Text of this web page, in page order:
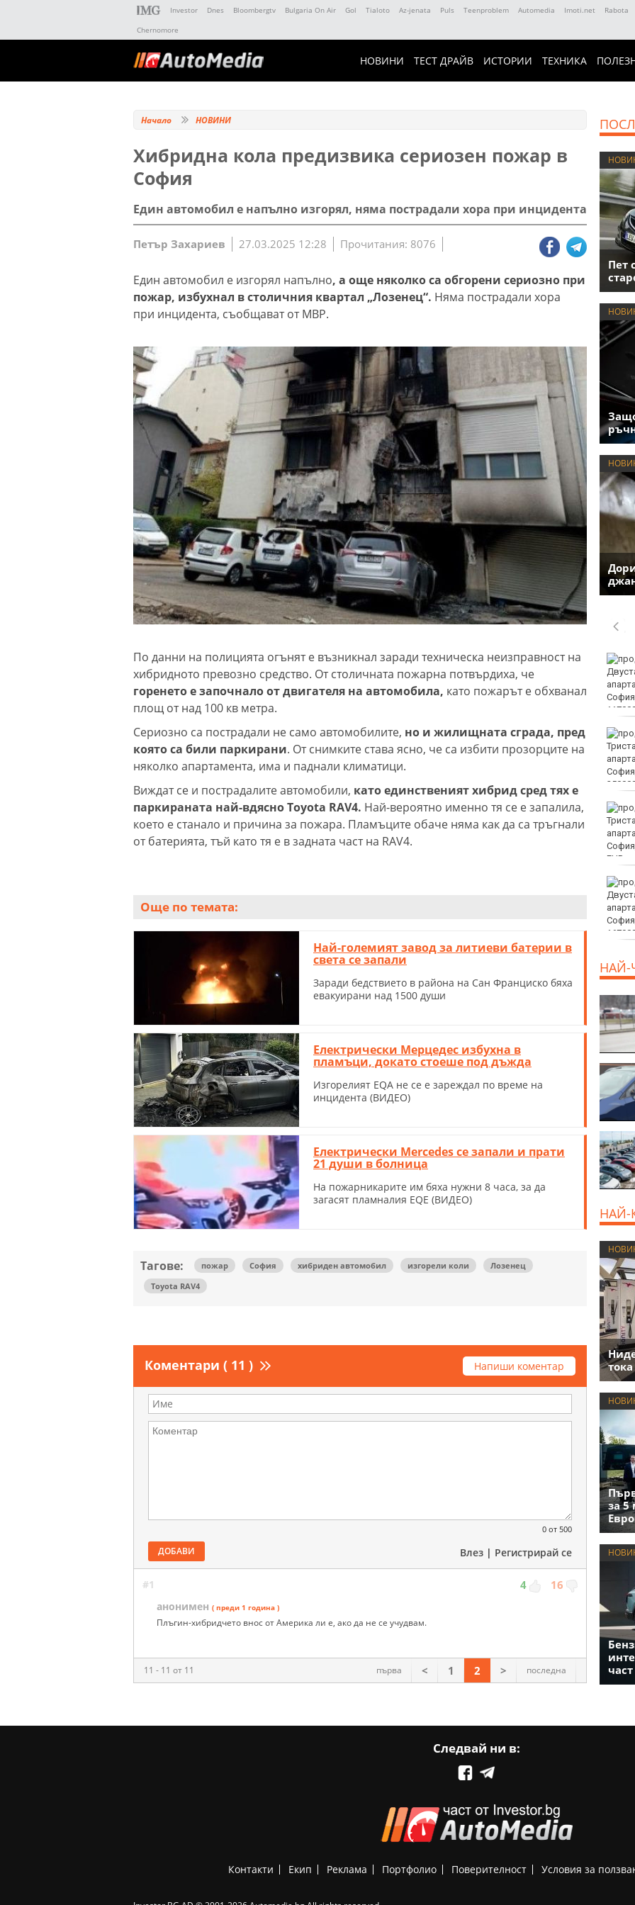
Investor Dnes Bloombergtv Bulgaria On Air Gol Tialoto Az-jenata Puls Teenproblem Automedia Imoti.net Rabota
Chernomore
НОВИНИ ТЕСТ ДРАЙВ ИСТОРИИ ТЕХНИКА
Начало НОВИНИ
Хибридна кола предизвика сериозен пожар в
София
Един автомобил е напълно изгорял, няма пострадали хора при инцидента
Петър Захариев 27.03.2025 12:28 Прочитания: 8076
Един автомобил е изгорял напълно, а още няколко са обгорени сериозно при
пожар, избухнал в столичния квартал „Лозенец“. Няма пострадали хора
при инцидента, съобщават от МВР.
По данни на полицията огънят е възникнал заради техническа неизправност на
хибридното превозно средство. От столичната пожарна потвърдиха, че
горенето е започнало от двигателя на автомобила, като пожарът е обхванал
площ от над 100 кв метра.
Сериозно са пострадали не само автомобилите, но и жилищната сграда, пред
която са били паркирани. От снимките става ясно, че са избити прозорците на
няколко апартамента, има и паднали климатици.
Виждат се и пострадалите автомобили, като единственият хибрид сред тях е
паркираната най-вдясно Toyota RAV4. Най-вероятно именно тя се е запалила,
което е станало и причина за пожара. Пламъците обаче няма как да са тръгнали
от батерията, тъй като тя е в задната част на RAV4.
Още по темата:
Най-големият завод за литиеви батерии в
света се запали
Заради бедствието в района на Сан Франциско бяха
евакуирани над 1500 души
Електрически Мерцедес избухна в
пламъци, докато стоеше под дъжда
Изгорелият EQA не се е зареждал по време на
инцидента (ВИДЕО)
Електрически Mercedes се запали и прати
21 души в болница
На пожарникарите им бяха нужни 8 часа, за да
загасят пламналия EQE (ВИДЕО)
Тагове: пожар София хибриден автомобил изгорели коли
Лозенец
Toyota RAV4
Коментари ( 11 ) Напиши коментар
0 от 500
ДОБАВИ Влез | Регистрирай се
#1 4 16
анонимен ( преди 1 година )
Плъгин-хибридчето внос от Америка ли е, ако да не се учудвам.
11 - 11 от 11 първа < 1 2 > последна
Пет
Виц на деня - 7 август
Арестуваха още двама
служители на ВиК-
Мачовете по ТВ днес (7
август)
EUR
800
НАЙ-
НАЙ-
за 5
част
Следвай ни в:
Контакти Екип Реклама Портфолио Поверителност Условия за